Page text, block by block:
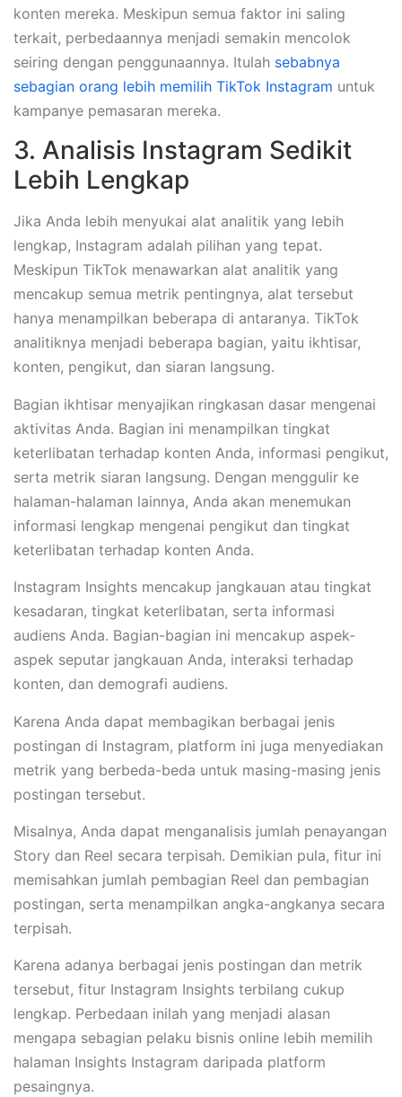
konten mereka. Meskipun semua faktor ini saling
terkait, perbedaannya menjadi semakin mencolok
seiring dengan penggunaannya. Itulah sebabnya
sebagian orang lebih memilih TikTok Instagram untuk
kampanye pemasaran mereka.
3. Analisis Instagram Sedikit
Lebih Lengkap
Jika Anda lebih menyukai alat analitik yang lebih
lengkap, Instagram adalah pilihan yang tepat.
Meskipun TikTok menawarkan alat analitik yang
mencakup semua metrik pentingnya, alat tersebut
hanya menampilkan beberapa di antaranya. TikTok
analitiknya menjadi beberapa bagian, yaitu ikhtisar,
konten, pengikut, dan siaran langsung.
Bagian ikhtisar menyajikan ringkasan dasar mengenai
aktivitas Anda. Bagian ini menampilkan tingkat
keterlibatan terhadap konten Anda, informasi pengikut,
serta metrik siaran langsung. Dengan menggulir ke
halaman-halaman lainnya, Anda akan menemukan
informasi lengkap mengenai pengikut dan tingkat
keterlibatan terhadap konten Anda.
Instagram Insights mencakup jangkauan atau tingkat
kesadaran, tingkat keterlibatan, serta informasi
audiens Anda. Bagian-bagian ini mencakup aspek-
aspek seputar jangkauan Anda, interaksi terhadap
konten, dan demografi audiens.
Karena Anda dapat membagikan berbagai jenis
postingan di Instagram, platform ini juga menyediakan
metrik yang berbeda-beda untuk masing-masing jenis
postingan tersebut.
Misalnya, Anda dapat menganalisis jumlah penayangan
Story dan Reel secara terpisah. Demikian pula, fitur ini
memisahkan jumlah pembagian Reel dan pembagian
postingan, serta menampilkan angka-angkanya secara
terpisah.
Karena adanya berbagai jenis postingan dan metrik
tersebut, fitur Instagram Insights terbilang cukup
lengkap. Perbedaan inilah yang menjadi alasan
mengapa sebagian pelaku bisnis online lebih memilih
halaman Insights Instagram daripada platform
pesaingnya.